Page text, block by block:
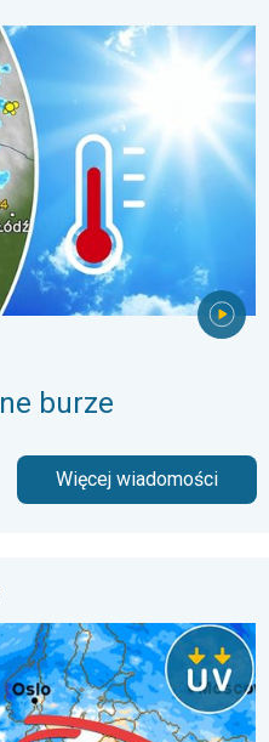
mieszanka. . .
burze
Więcej wiadomości
Chroń się przed słońcem. .